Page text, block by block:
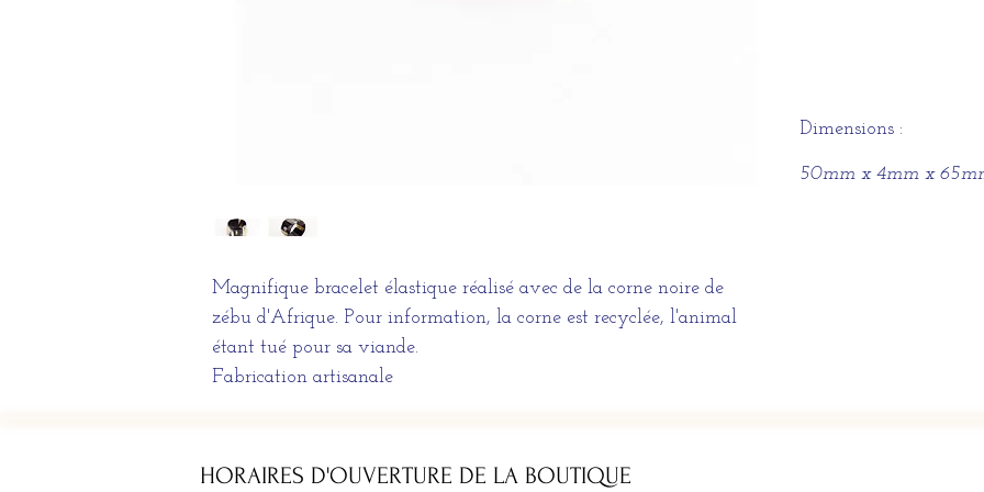
Magnifique bracelet élastique réalisé avec de la corne noire de
zébu d'Afrique. Pour information, la corne est recyclée, l'animal
étant tué pour sa viande.
Fabrication artisanale
Dimensions :
50mm x 4mm x
HORAIRES D'OUVERTURE DE LA BOUTIQUE